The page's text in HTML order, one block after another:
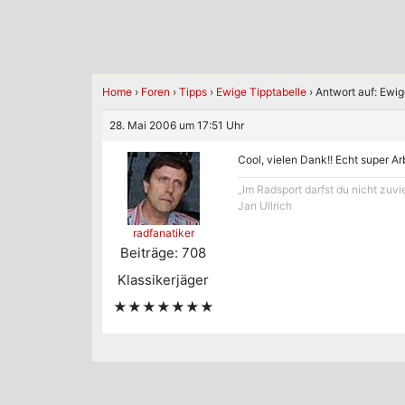
Home › Foren › Tipps › Ewige Tipptabelle › Antwort auf:
28. Mai 2006 um 17:51 Uhr
radfanatiker
Beiträge: 708
Klassikerjäger
★★★★★★★
Cool, vielen Dank!! Echt super
„Im Radsport darfst du nicht
Jan Ullrich